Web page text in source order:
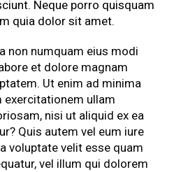
Neque porro quisquam
quia dolor sit amet.
non numquam eius modi
et dolore magnam
Ut enim ad minima
exercitationem ullam
nisi ut aliquid ex ea
Quis autem vel eum iure
voluptate velit esse quam
vel illum qui dolorem